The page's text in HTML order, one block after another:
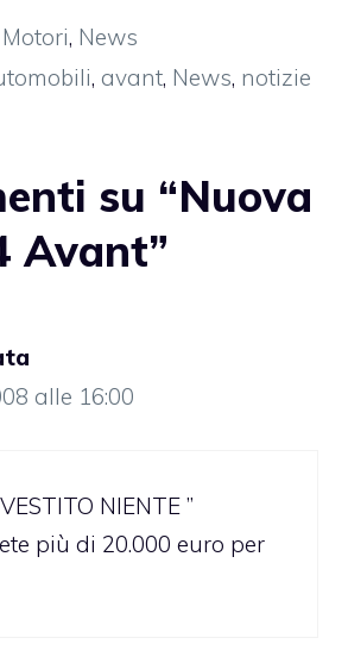
Motori, News
, avant, News, notizie
su “Nuova
Avant”
alle 16:00
NIENTE ”
più di 20.000 euro per